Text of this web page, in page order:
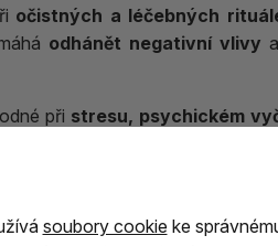
očistných a léčebných
odhánět negativní vlivy
při stresu, psychickém
jemně, ale hluboce
soubory cookie ke